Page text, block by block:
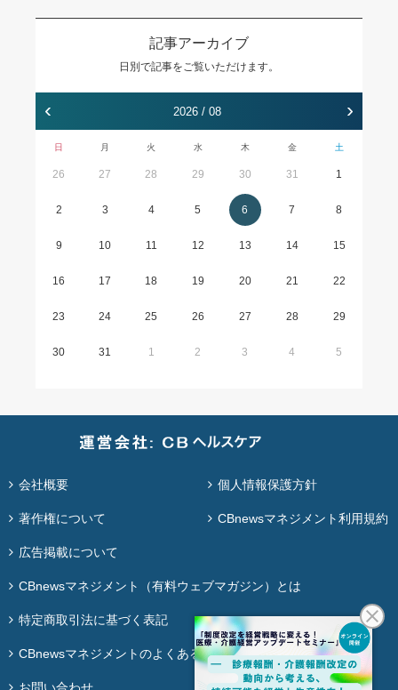
記事アーカイブ
日別で記事をご覧いただけます。
‹ 2026 / 08 ›
日 月 火 水 木 金 土
26 27 28 29 30 31 1
2 3 4 5 6 7 8
9 10 11 12 13 14 15
16 17 18 19 20 21 22
23 24 25 26 27 28 29
30 31 1 2 3 4 5
会社概要 個人情報保護方針
著作権について CBnewsマネジメント利用規約
広告掲載について
CBnewsマネジメント（有料ウェブマガジン）とは
特定商取引法に基づく表記
CBnewsマネジメントのよくある質問